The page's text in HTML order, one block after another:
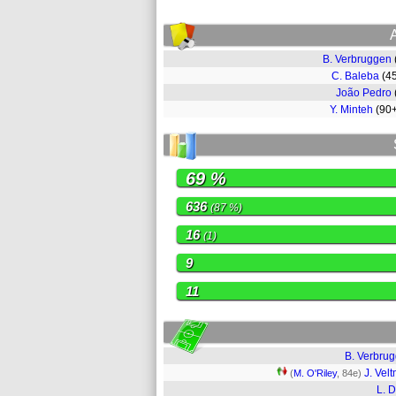
B. Verbruggen
C. Baleba
João Pedro
Y. Minteh
69 %
636(87 %)
16(1)
9
11
B.
(M. O'Riley, 84e) J.
L.